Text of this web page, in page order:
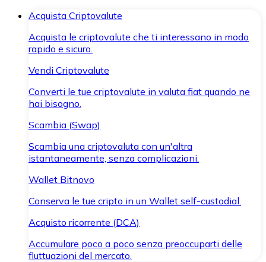
Acquista Criptovalute
Acquista le criptovalute che ti interessano in modo
rapido e sicuro.
Vendi Criptovalute
Converti le tue criptovalute in valuta fiat quando ne
hai bisogno.
Scambia (Swap)
Scambia una criptovaluta con un'altra
istantaneamente, senza complicazioni.
Wallet Bitnovo
Conserva le tue cripto in un Wallet self-custodial.
Acquisto ricorrente (DCA)
Accumulare poco a poco senza preoccuparti delle
fluttuazioni del mercato.